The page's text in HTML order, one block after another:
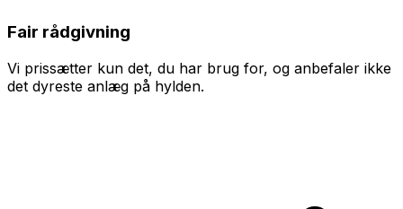
Fair rådgivning
Vi prissætter kun det, du har brug for, og anbefaler ikke
det dyreste anlæg på hylden.